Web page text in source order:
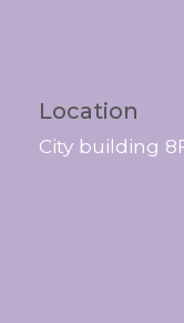
Location
City building